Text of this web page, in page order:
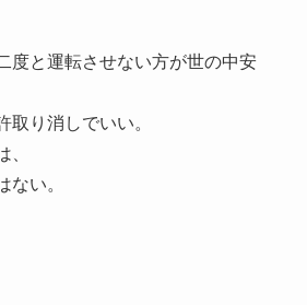
度と運転させない方が世の中安
取り消しでいい。
、
ない。